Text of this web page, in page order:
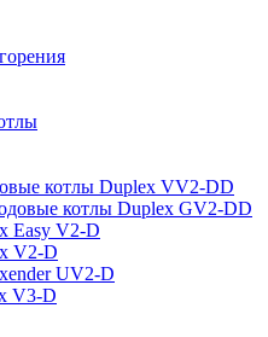
котлы Duplex VV2-DD
котлы Duplex GV2-DD
Easy V2-D
V2-D
UV2-D
V3-D